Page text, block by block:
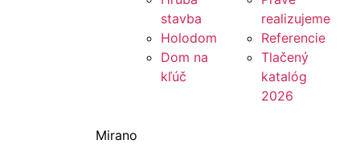
stavba
Holodom
Dom na
kľúč
realizujeme
Referencie
Tlačený
katalóg
2026
Mirano